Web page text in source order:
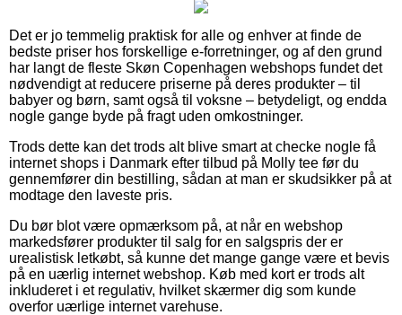
Det er jo temmelig praktisk for alle og enhver at finde de
bedste priser hos forskellige e-forretninger, og af den grund
har langt de fleste Skøn Copenhagen webshops fundet det
nødvendigt at reducere priserne på deres produkter – til
babyer og børn, samt også til voksne – betydeligt, og endda
nogle gange byde på fragt uden omkostninger.
Trods dette kan det trods alt blive smart at checke nogle få
internet shops i Danmark efter tilbud på Molly tee før du
gennemfører din bestilling, sådan at man er skudsikker på at
modtage den laveste pris.
Du bør blot være opmærksom på, at når en webshop
markedsfører produkter til salg for en salgspris der er
urealistisk letkøbt, så kunne det mange gange være et bevis
på en uærlig internet webshop. Køb med kort er trods alt
inkluderet i et regulativ, hvilket skærmer dig som kunde
overfor uærlige internet varehuse.